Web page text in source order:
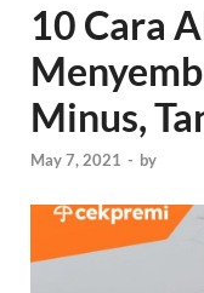
10 Cara
Minus,
May 7, 2021 - by